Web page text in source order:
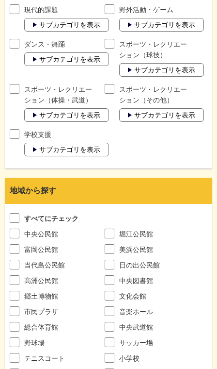
現代的課題
サブカテゴリを表示
野外活動・ゲーム
サブカテゴリを表示
ダンス・舞踊
サブカテゴリを表示
スポーツ・レクリエー
ション（球技）
サブカテゴリを表示
スポーツ・レクリエー
ション（体操・武道）
サブカテゴリを表示
スポーツ・レクリエー
ション（その他）
サブカテゴリを表示
学校支援
サブカテゴリを表示
地域から探す
すべてにチェック
中央公民館
堀江公民館
富岡公民館
美浜公民館
当代島公民館
日の出公民館
高洲公民館
中央図書館
郷土博物館
文化会館
市民プラザ
音楽ホール
総合体育館
中央武道館
野球場
サッカー場
テニスコート
小学校